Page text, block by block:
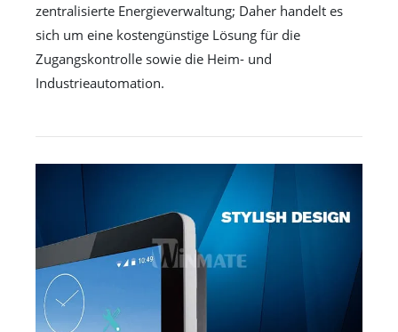
zentralisierte Energieverwaltung; Daher handelt es
sich um eine kostengünstige Lösung für die
Zugangskontrolle sowie die Heim- und
Industrieautomation.